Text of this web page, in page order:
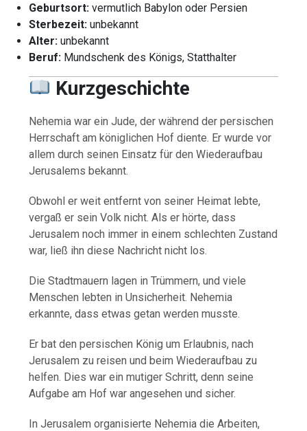
Geburtsort: vermutlich Babylon oder Persien
Sterbezeit: unbekannt
Alter: unbekannt
Beruf: Mundschenk des Königs, Statthalter
Kurzgeschichte
Nehemia war ein Jude, der während der persischen
Herrschaft am königlichen Hof diente. Er wurde vor
allem durch seinen Einsatz für den Wiederaufbau
Jerusalems bekannt.
Obwohl er weit entfernt von seiner Heimat lebte,
vergaß er sein Volk nicht. Als er hörte, dass
Jerusalem noch immer in einem schlechten Zustand
war, ließ ihn diese Nachricht nicht los.
Die Stadtmauern lagen in Trümmern, und viele
Menschen lebten in Unsicherheit. Nehemia
erkannte, dass etwas getan werden musste.
Er bat den persischen König um Erlaubnis, nach
Jerusalem zu reisen und beim Wiederaufbau zu
helfen. Dies war ein mutiger Schritt, denn seine
Aufgabe am Hof war angesehen und sicher.
In Jerusalem organisierte Nehemia die Arbeiten,